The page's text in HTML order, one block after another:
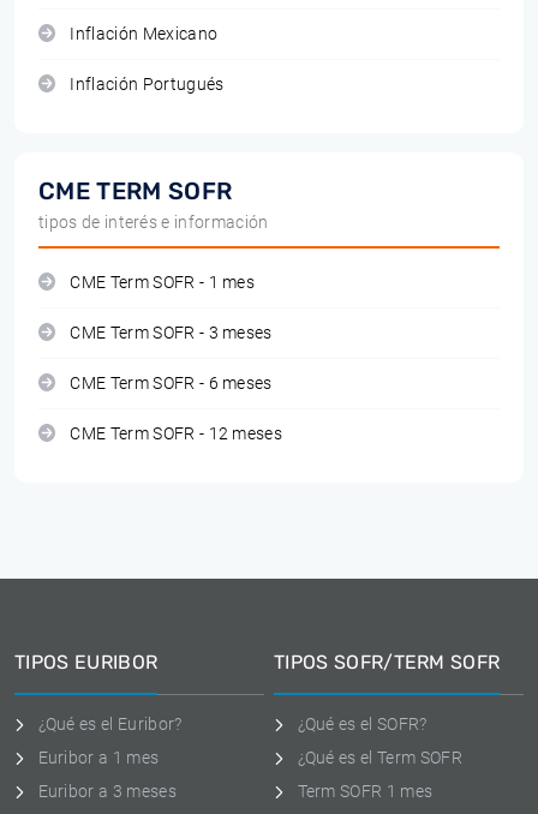
Inflación Mexicano
Inflación Portugués
CME TERM SOFR
tipos de interés e información
CME Term SOFR - 1 mes
CME Term SOFR - 3 meses
CME Term SOFR - 6 meses
CME Term SOFR - 12 meses
TIPOS EURIBOR
¿Qué es el Euribor?
Euribor a 1 mes
Euribor a 3 meses
TIPOS SOFR/TERM SOFR
¿Qué es el SOFR?
¿Qué es el Term SOFR
Term SOFR 1 mes